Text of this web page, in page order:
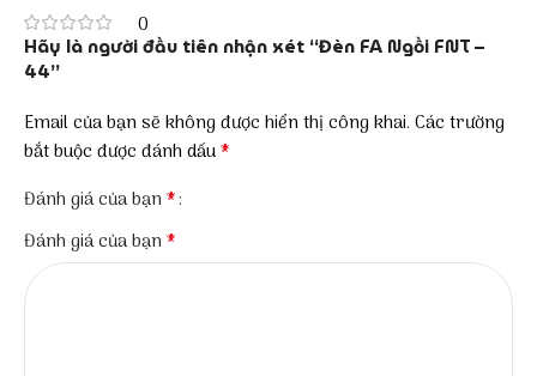
0
Hãy là người đầu tiên nhận xét “Đèn FA Ngồi FNT –
44”
Email của bạn sẽ không được hiển thị công khai. Các trường
bắt buộc được đánh dấu*
Đánh giá của bạn*
Đánh giá của bạn*